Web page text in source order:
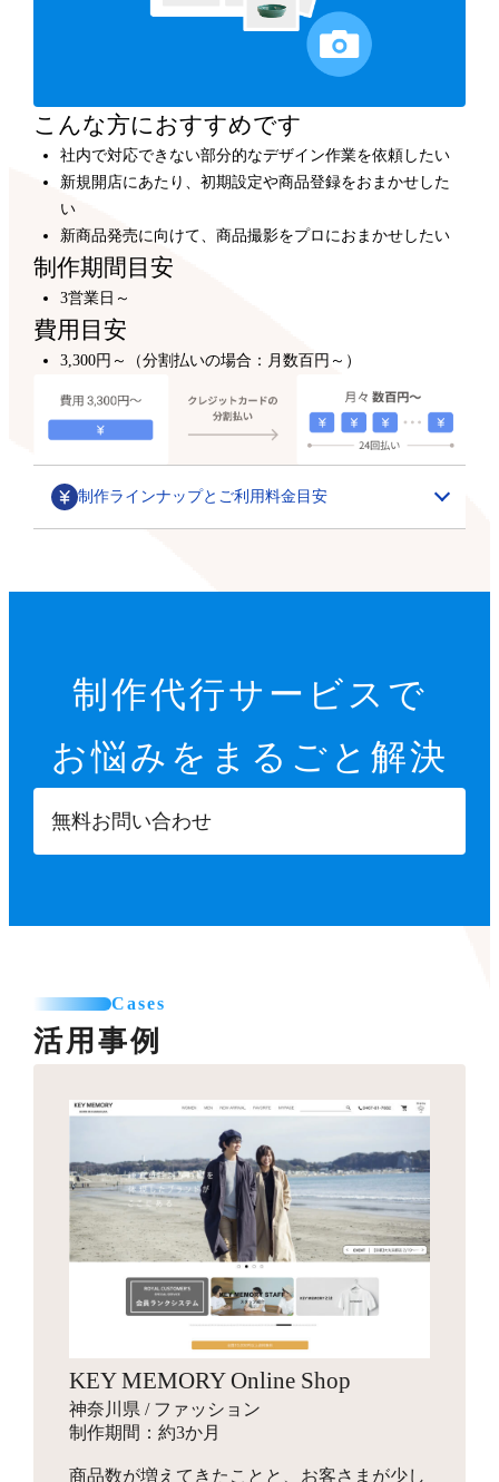
300,000円～
プロのデザイナーが、テンプレートをもとにショップデ
こんな方におすすめです
社内で対応できない部分的なデザイン作業を依頼したい
新規開店にあたり、初期設定や商品登録をおまかせした
い
新商品発売に向けて、商品撮影をプロにおまかせしたい
制作期間目安
3営業日～
費用目安
3,300円～（分割払いの場合：月数百円～）
制作ラインナップとご利用料金目安
カテゴリごとの商品一覧や、季節に合わせた期間限定の
特集ページ作成を行います。
サムネイル・スライダー作成
商品ページへ誘導するサムネイルや、商品ページ内に掲
て利用可能なパーツを制作します。
バナー作成
るための画像を制作します。
ロゴ作成
お見積り
会社名やサービス、商品に使用するロゴマークをデザイ
10,000円～
検索エンジン対策ワード入力
Search Consoleの設定
22,000円
【設定項目】
特定商取引法に基づく表示設定
配送方法入力
カテゴリー登録
お見積り
他カートサービスからの引っ越しを代行します。
独自ドメイン設定
16,500円～
ご希望のドメインに設定します。
お見積り
新規商品登録、引っ越しでの登録など、ご状況に合わせ
た商品設定代行を行います。
各8,000円～
ご要望に合わせて、部分的なデザインカスタマイズを行
※画像などの素材はオーナーさまにご用意いただきます
SNSエリア設置
送料一覧表テーブル作成
バナー作成・設置
その他
GTMタグ設定代行
Googleタグマネージャーのタグの設計や設置を行いま
す。
撮影代行
お見積り
プロのカメラマンが、商品・モデル・イメージ撮影を行
います。動画撮影にも対応可能です。指定のスタジオへ
す。
インフルエンサーギフティング
88,000円～
ショップの商品をインフルエンサーがSNSでPR投稿する
手配を行い、幅広いインプレッションの獲得を目指しま
パッケージデザイン
お見積り
商品のパッケージやロゴ画像、ブランディングデザイン
を行います。
制作代行サービスで
お悩みを まるごと解決
無料お問い合わせ
Cases
活用事例
KEY MEMORY Online Shop
神奈川県 / ファッション
制作期間：約3か月
商品数が増えてきたことと、お客さまが少し